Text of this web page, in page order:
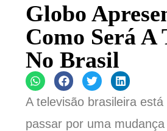
Globo
Como Será A
No Brasil
A televisão brasileira
passar por uma